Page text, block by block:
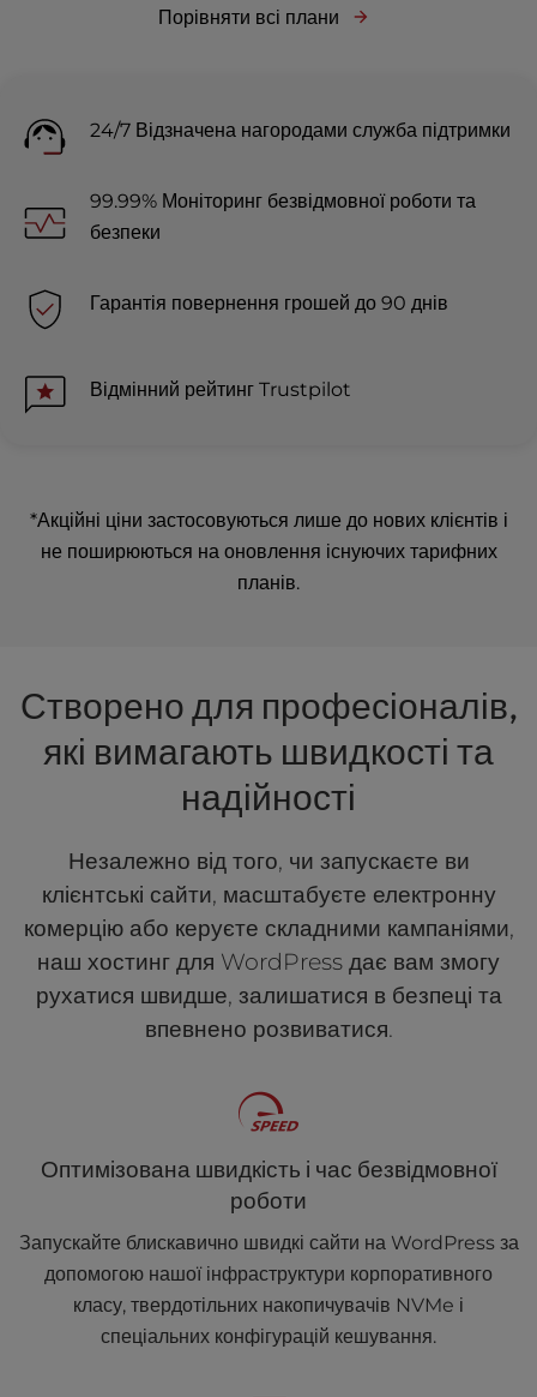
Порівняти всі плани
24/7 Відзначена нагородами служба підтримки
99.99% Моніторинг безвідмовної роботи та
безпеки
Гарантія повернення грошей до 90 днів
Відмінний рейтинг Trustpilot
*Акційні ціни застосовуються лише до нових клієнтів і
не поширюються на оновлення існуючих тарифних
планів.
Створено для професіоналів,
які вимагають швидкості та
надійності
Незалежно від того, чи запускаєте ви
клієнтські сайти, масштабуєте електронну
комерцію або керуєте складними кампаніями,
наш хостинг для WordPress дає вам змогу
рухатися швидше, залишатися в безпеці та
впевнено розвиватися.
Оптимізована швидкість і час безвідмовної
роботи
Запускайте блискавично швидкі сайти на WordPress за
допомогою нашої інфраструктури корпоративного
класу, твердотільних накопичувачів NVMe і
спеціальних конфігурацій кешування.